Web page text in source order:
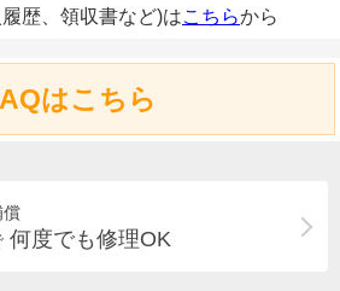
歴、領収書など)はこちらから
はこちら
償
何度でも修理OK